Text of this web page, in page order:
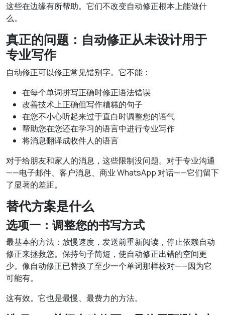
这些在边缘有所帮助。它们不改变自动修正根本上能做什
么。
真正的问题：自动修正从未设计用于
专业写作
自动修正可以修正常见错别字。它不能：
在每个单词拼写正确时修正语法错误
改善技术上正确但写作糟糕的句子
在您不小心听起来过于直白时调整您的语气
帮助您在您还在学习的语言中进行专业写作
将消息翻译成收件人的语言
对于给朋友和家人的消息，这些限制没问题。对于专业沟通
——电子邮件、客户消息、商业 WhatsApp 对话——它们留下
了显著的差距。
替代方案是什么
选项一：调整您的书写方式
最基本的方法：放慢速度，发送前重新阅读，停止依赖自动
修正来拯救您。保持句子简短，使自动修正出错的空间更
少。像自动修正已替换了至少一个单词那样校对——因为它
可能有。
这有效。它也是最慢、最费力的方法。